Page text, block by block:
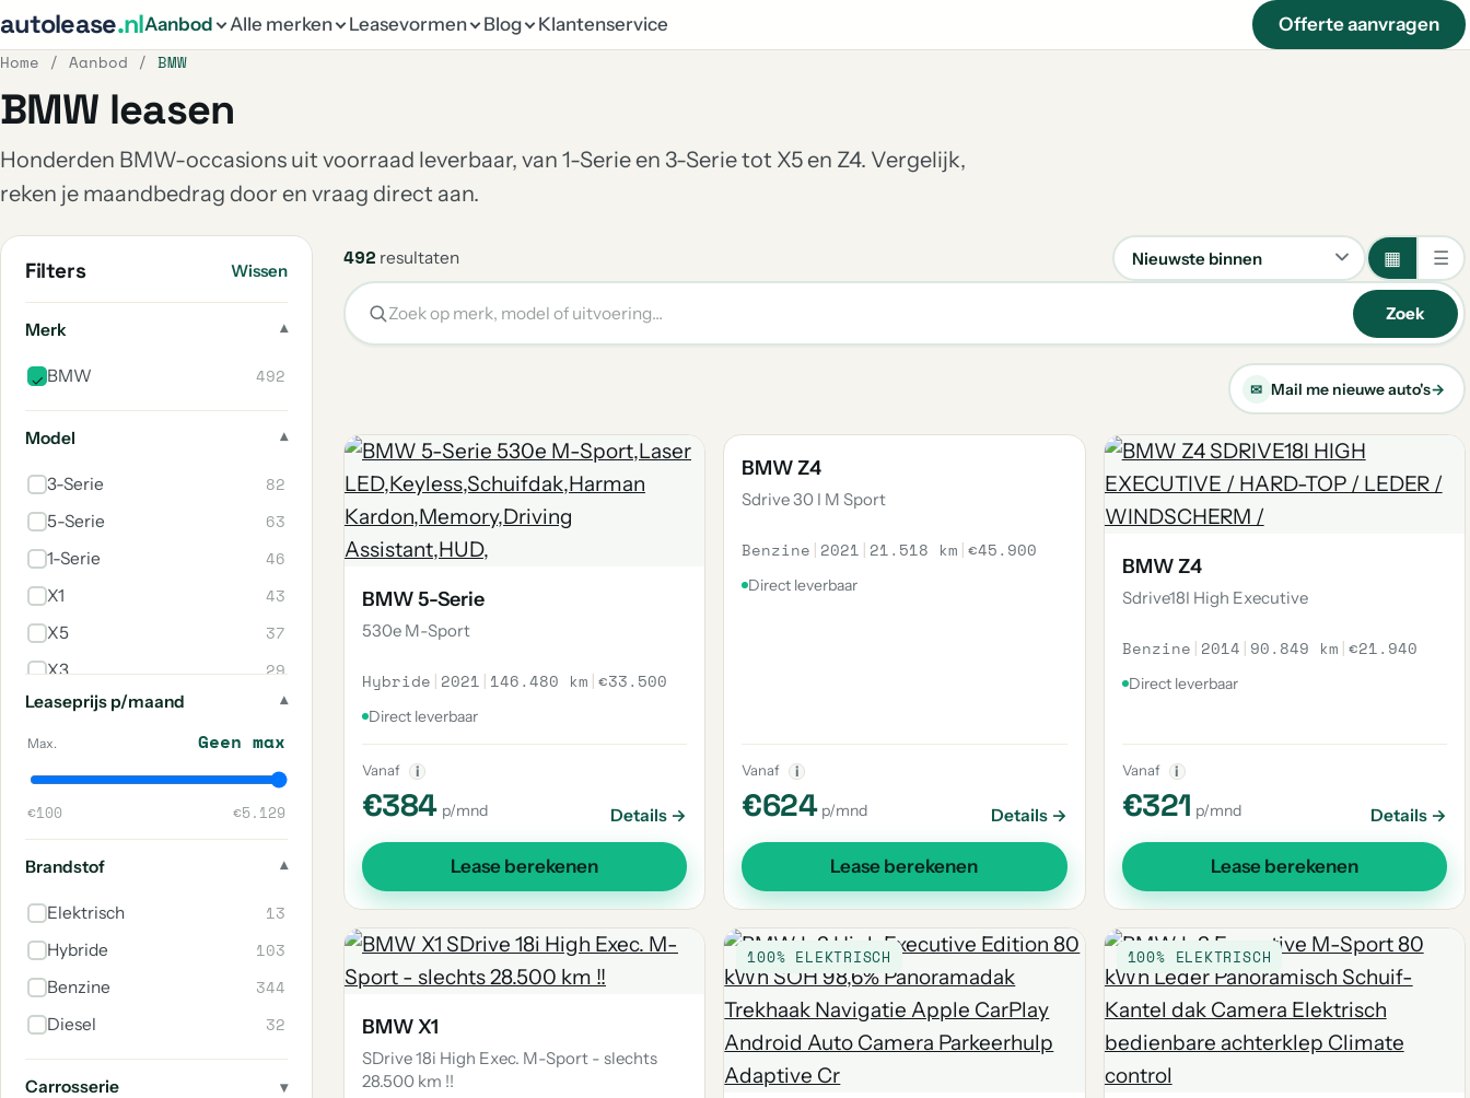
autolease.nlAanbod Alle merken Leasevormen Blog Klantenservice Offerte aanvragen
Home / Aanbod / BMW
BMW leasen
Honderden BMW-occasions uit voorraad leverbaar, van 1-Serie en 3-Serie tot X5 en Z4. Vergelijk,
reken je maandbedrag door en vraag direct aan.
Filters Wissen
Merk
BMW 492
Model
3-Serie 82
5-Serie 63
1-Serie 46
X1 43
X5 37
X3 29
Z4 28
2-Serie 23
2-Serie Active Tourer 16
Z3 11
M3 8
7-Serie
2-Serie Gran Tourer 7
Leaseprijs p/maand
Max. Geen max
€100 €5.129
Brandstof
Elektrisch 13
Hybride 103
Benzine 344
Diesel 32
Carrosserie
492 resultaten
Sorteren
▦ ☰
Zoek
✉ Mail me nieuwe auto's→
BMW 5-Serie
530e M-Sport
Hybride | 2021 | 146.480 km |€33.500
Direct leverbaar
Vanaf i
€384 p/mnd Details →
Lease berekenen
BMW Z4
Sdrive 30 I M Sport
Benzine | 2021 | 21.518 km |€45.900
Direct leverbaar
Vanaf i
€624 p/mnd Details →
Lease berekenen
BMW Z4
Sdrive18I High Executive
Benzine | 2014 | 90.849 km |€21.940
Direct leverbaar
Vanaf i
€321 p/mnd Details →
Lease berekenen
BMW X1
SDrive 18i High Exec. M-Sport - slechts
28.500 km !!
100% ELEKTRISCH 100% ELEKTRISCH